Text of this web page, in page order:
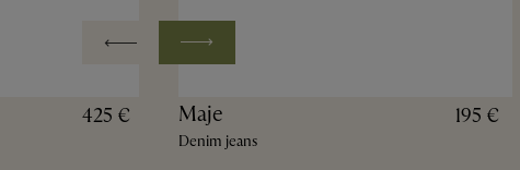
425 € Maje
Denim jeans
195 €